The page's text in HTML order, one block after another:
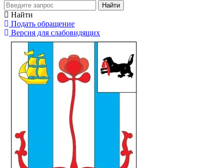
Найти
Найти
Подать обращение
Версия для слабовидящих